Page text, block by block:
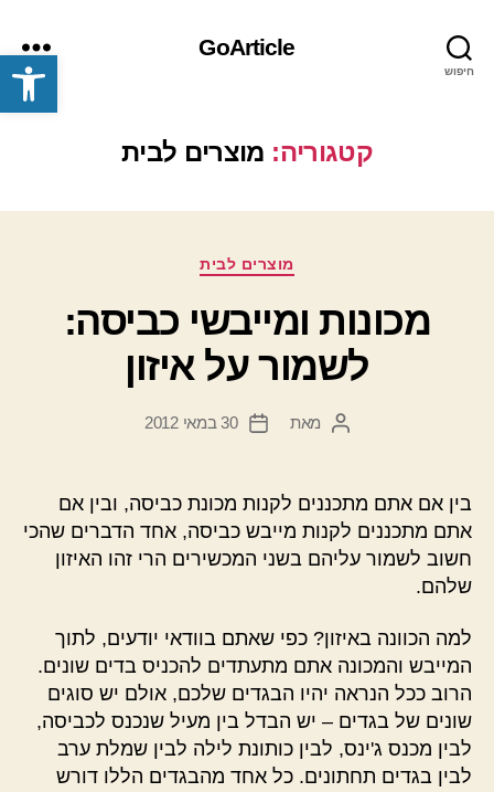
פתח סרגל נגישות חיפוש
GoArticle
תפריט
קטגוריה: מוצרים לבית
קטגוריות
מוצרים לבית
מכונות ומייבשי כביסה:
לשמור על איזון
המחבר
מאת
תאריך
30 במאי 2012
בין אם אתם מתכננים לקנות מכונת כביסה, ובין אם
אתם מתכננים לקנות מייבש כביסה, אחד הדברים שהכי
חשוב לשמור עליהם בשני המכשירים הרי זהו האיזון
שלהם.
למה הכוונה באיזון? כפי שאתם בוודאי יודעים, לתוך
המייבש והמכונה אתם מתעתדים להכניס בדים שונים.
הרוב ככל הנראה יהיו הבגדים שלכם, אולם יש סוגים
שונים של בגדים – יש הבדל בין מעיל שנכנס לכביסה,
לבין מכנס ג'ינס, לבין כותונת לילה לבין שמלת ערב
לבין בגדים תחתונים. כל אחד מהבגדים הללו דורש